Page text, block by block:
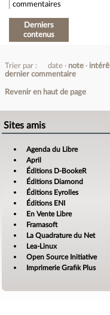
commentaires
Derniers
contenus
Trier par : date note
dernier commentaire
Revenir en haut de page
Sites amis
Agenda du Libre
April
Éditions D-BookeR
Éditions Diamond
Éditions Eyrolles
Éditions ENI
En Vente Libre
Framasoft
La Quadrature du Net
Lea-Linux
Open Source Initiative
Imprimerie Grafik Plus